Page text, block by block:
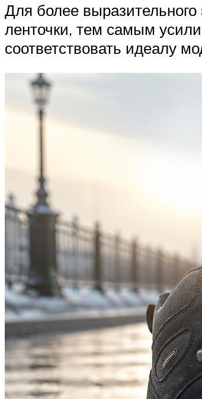
Для более
ленточки, тем самым
соответствовать идеалу